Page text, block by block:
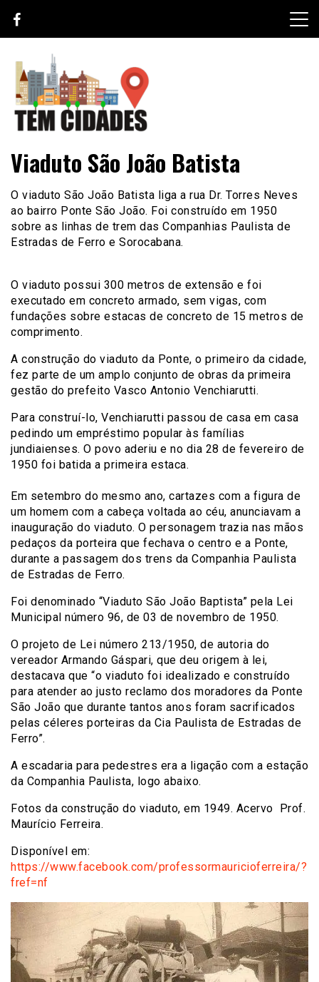
content
TEM CIDADES
Viaduto São João Batista
O viaduto São João Batista liga a rua Dr. Torres Neves
ao bairro Ponte São João. Foi construído em 1950
sobre as linhas de trem das Companhias Paulista de
Estradas de Ferro e Sorocabana.
O viaduto possui 300 metros de extensão e foi
executado em concreto armado, sem vigas, com
fundações sobre estacas de concreto de 15 metros de
comprimento.
A construção do viaduto da Ponte, o primeiro da cidade,
fez parte de um amplo conjunto de obras da primeira
gestão do prefeito Vasco Antonio Venchiarutti.
Para construí-lo, Venchiarutti passou de casa em casa
pedindo um empréstimo popular às famílias
jundiaienses. O povo aderiu e no dia 28 de fevereiro de
1950 foi batida a primeira estaca.
Em setembro do mesmo ano, cartazes com a figura de
um homem com a cabeça voltada ao céu, anunciavam a
inauguração do viaduto. O personagem trazia nas mãos
pedaços da porteira que fechava o centro e a Ponte,
durante a passagem dos trens da Companhia Paulista
de Estradas de Ferro.
Foi denominado “Viaduto São João Baptista” pela Lei
Municipal número 96, de 03 de novembro de 1950.
O projeto de Lei número 213/1950, de autoria do
vereador Armando Gáspari, que deu origem à lei,
destacava que “o viaduto foi idealizado e construído
para atender ao justo reclamo dos moradores da Ponte
São João que durante tantos anos foram sacrificados
pelas céleres porteiras da Cia Paulista de Estradas de
Ferro”.
A escadaria para pedestres era a ligação com a estação
da Companhia Paulista, logo abaixo.
Fotos da construção do viaduto, em 1949. Acervo Prof.
Maurício Ferreira.
Disponível em:
https://www.facebook.com/professormauricioferreira/?
fref=nf